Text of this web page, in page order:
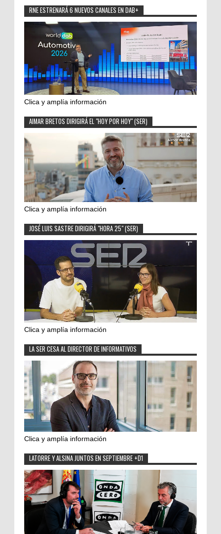
RNE ESTRENARÁ 6 NUEVOS CANALES EN DAB+
Clica y amplía información
AIMAR BRETOS DIRIGIRÁ EL "HOY POR HOY" (SER)
Clica y amplía información
JOSÉ LUIS SASTRE DIRIGIRÁ "HORA 25" (SER)
Clica y amplía información
LA SER CESA AL DIRECTOR DE INFORMATIVOS
Clica y amplía información
LATORRE Y ALSINA JUNTOS EN SEPTIEMBRE +D1